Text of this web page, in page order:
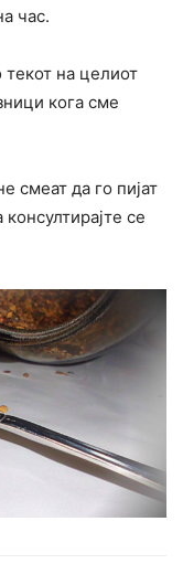
час.
текот на целиот
кога сме
смеат да го пијат
се